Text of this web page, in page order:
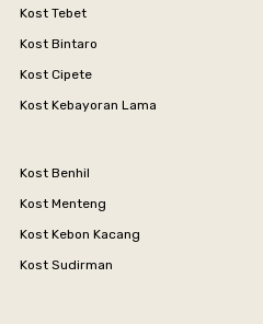
Kost Tebet
Kost Bintaro
Kost Cipete
Kost Kebayoran Lama
Kost Benhil
Kost Menteng
Kost Kebon Kacang
Kost Sudirman